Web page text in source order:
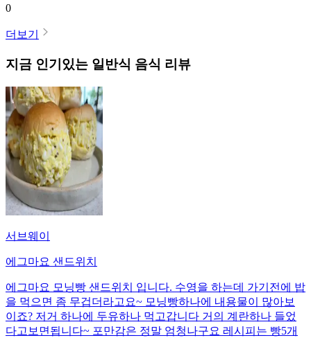
0
더보기
지금 인기있는 일반식 음식 리뷰
서브웨이
에그마요 샌드위치
에그마요 모닝빵 샌드위치 입니다. 수영을 하는데 가기전에 밥
을 먹으면 좀 무겁더라고요~ 모닝빵하나에 내용물이 많아보
이죠? 저거 하나에 두유하나 먹고갑니다 거의 계란하나 들었
다고보면됩니다~ 포만감은 정말 엄청나구요 레시피는 빵5개